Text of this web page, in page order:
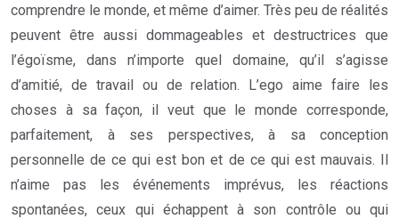
comprendre le monde, et même d’aimer. Très peu de réalités
peuvent être aussi dommageables et destructrices que
l’égoïsme, dans n’importe quel domaine, qu’il s’agisse
d’amitié, de travail ou de relation. L’ego aime faire les
choses à sa façon, il veut que le monde corresponde,
parfaitement, à ses perspectives, à sa conception
personnelle de ce qui est bon et de ce qui est mauvais. Il
n’aime pas les événements imprévus, les réactions
spontanées, ceux qui échappent à son contrôle ou qui